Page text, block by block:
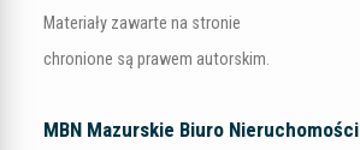
Materiały zawarte na stronie
chronione są prawem autorskim.
MBN Mazurskie Biuro Nieruchomości